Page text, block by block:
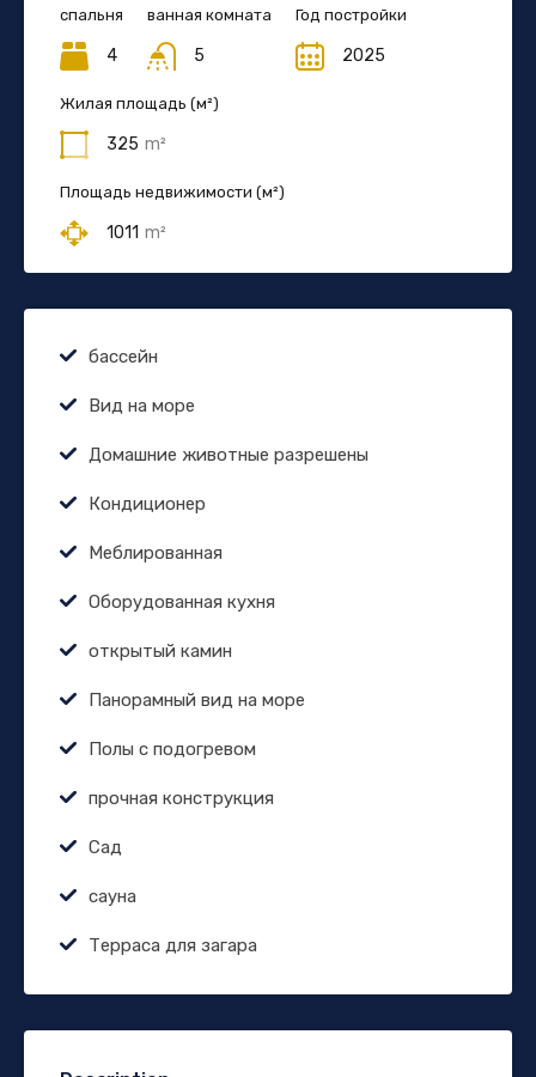
спальня
4
ванная комната
5
Год постройки
2025
Жилая площадь (м²)
325 m²
Площадь недвижимости (м²)
1011 m²
бассейн
Вид на море
Домашние животные разрешены
Кондиционер
Меблированная
Оборудованная кухня
открытый камин
Панорамный вид на море
Полы с подогревом
прочная конструкция
Сад
сауна
Терраса для загара